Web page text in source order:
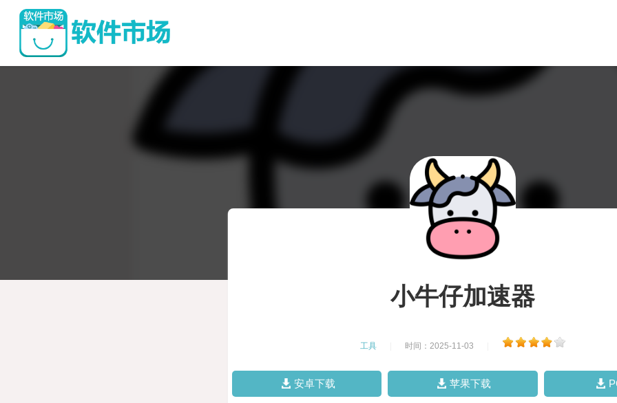
小牛仔加速器
工具 时间：2025-11-03
安卓下载 苹果下载